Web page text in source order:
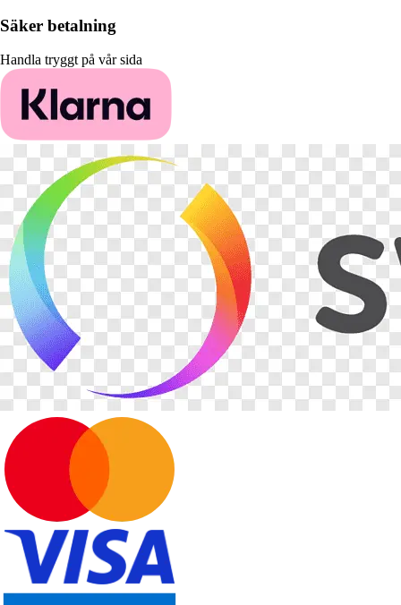
Säker betalning
Handla tryggt på vår sida